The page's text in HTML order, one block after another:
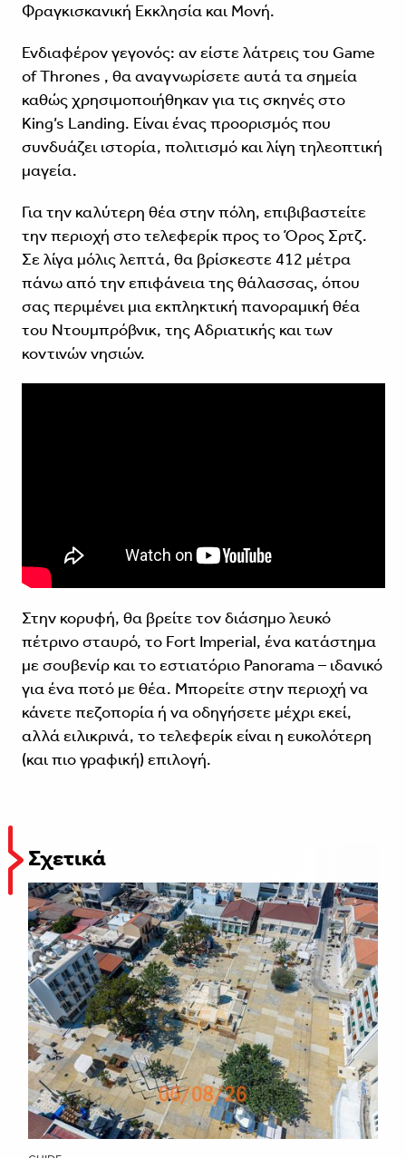
Φραγκισκανική Εκκλησία και Μονή.
Ενδιαφέρον γεγονός: αν είστε λάτρεις του Game
of Thrones , θα αναγνωρίσετε αυτά τα σημεία
καθώς χρησιμοποιήθηκαν για τις σκηνές στο
King’s Landing. Είναι ένας προορισμός που
συνδυάζει ιστορία, πολιτισμό και λίγη τηλεοπτική
μαγεία.
Για την καλύτερη θέα στην πόλη, επιβιβαστείτε
την περιοχή στο τελεφερίκ προς το Όρος Σρτζ.
Σε λίγα μόλις λεπτά, θα βρίσκεστε 412 μέτρα
πάνω από την επιφάνεια της θάλασσας, όπου
σας περιμένει μια εκπληκτική πανοραμική θέα
του Ντουμπρόβνικ, της Αδριατικής και των
κοντινών νησιών.
Στην κορυφή, θα βρείτε τον διάσημο λευκό
πέτρινο σταυρό, το Fort Imperial, ένα κατάστημα
με σουβενίρ και το εστιατόριο Panorama – ιδανικό
για ένα ποτό με θέα. Μπορείτε στην περιοχή να
κάνετε πεζοπορία ή να οδηγήσετε μέχρι εκεί,
αλλά ειλικρινά, το τελεφερίκ είναι η ευκολότερη
(και πιο γραφική) επιλογή.
Σχετικά